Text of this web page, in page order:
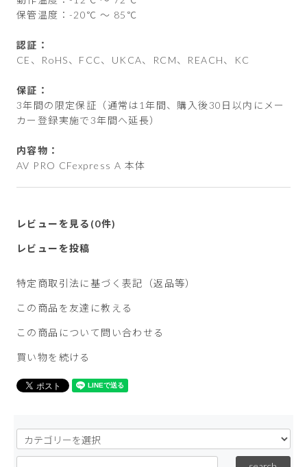
保管温度：-20℃ ～ 85℃
認証：
CE、RoHS、FCC、UKCA、RCM、REACH、KC
保証：
3年間の限定保証（通常は1年間、購入後30日以内にメー
カー登録実施で3年間へ延長）
内容物：
AV PRO CFexpress A 本体
レビューを見る(0件)
レビューを投稿
特定商取引法に基づく表記（返品等）
この商品を友達に教える
この商品について問い合わせる
買い物を続ける